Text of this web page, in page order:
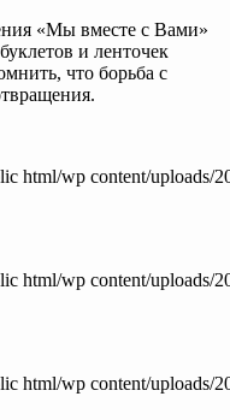
«Мы вместе с Вами»
и ленточек
что борьба с
html/wp content/uploads/
html/wp content/uploads/
html/wp content/uploads/